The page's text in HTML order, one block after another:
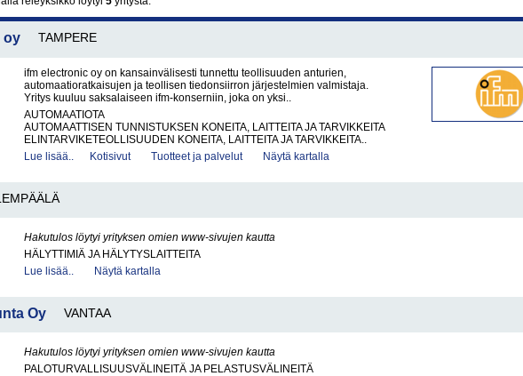
oy TAMPERE
ifm electronic oy on kansainvälisesti tunnettu teollisuuden anturien,
automaatioratkaisujen ja teollisen tiedonsiirron järjestelmien valmistaja.
Yritys kuuluu saksalaiseen ifm-konserniin, joka on yksi..
AUTOMAATIOTA
AUTOMAATTISEN TUNNISTUKSEN KONEITA, LAITTEITA JA TARVIKKEITA
ELINTARVIKETEOLLISUUDEN KONEITA, LAITTEITA JA TARVIKKEITA..
Lue lisää..
Kotisivut Tuotteet ja palvelut Näytä kartalla
Hakutulos löytyi yrityksen omien www-sivujen kautta
HÄLYTTIMIÄ JA HÄLYTYSLAITTEITA
Lue lisää..
Näytä kartalla
Oy VANTAA
Hakutulos löytyi yrityksen omien www-sivujen kautta
PALOTURVALLISUUSVÄLINEITÄ JA PELASTUSVÄLINEITÄ